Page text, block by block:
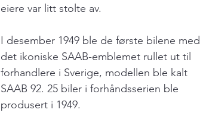
eiere var litt stolte av.
I desember 1949 ble de første bilene med
det ikoniske SAAB-emblemet rullet ut til
forhandlere i Sverige, modellen ble kalt
SAAB 92. 25 biler i forhåndsserien ble
produsert i 1949.